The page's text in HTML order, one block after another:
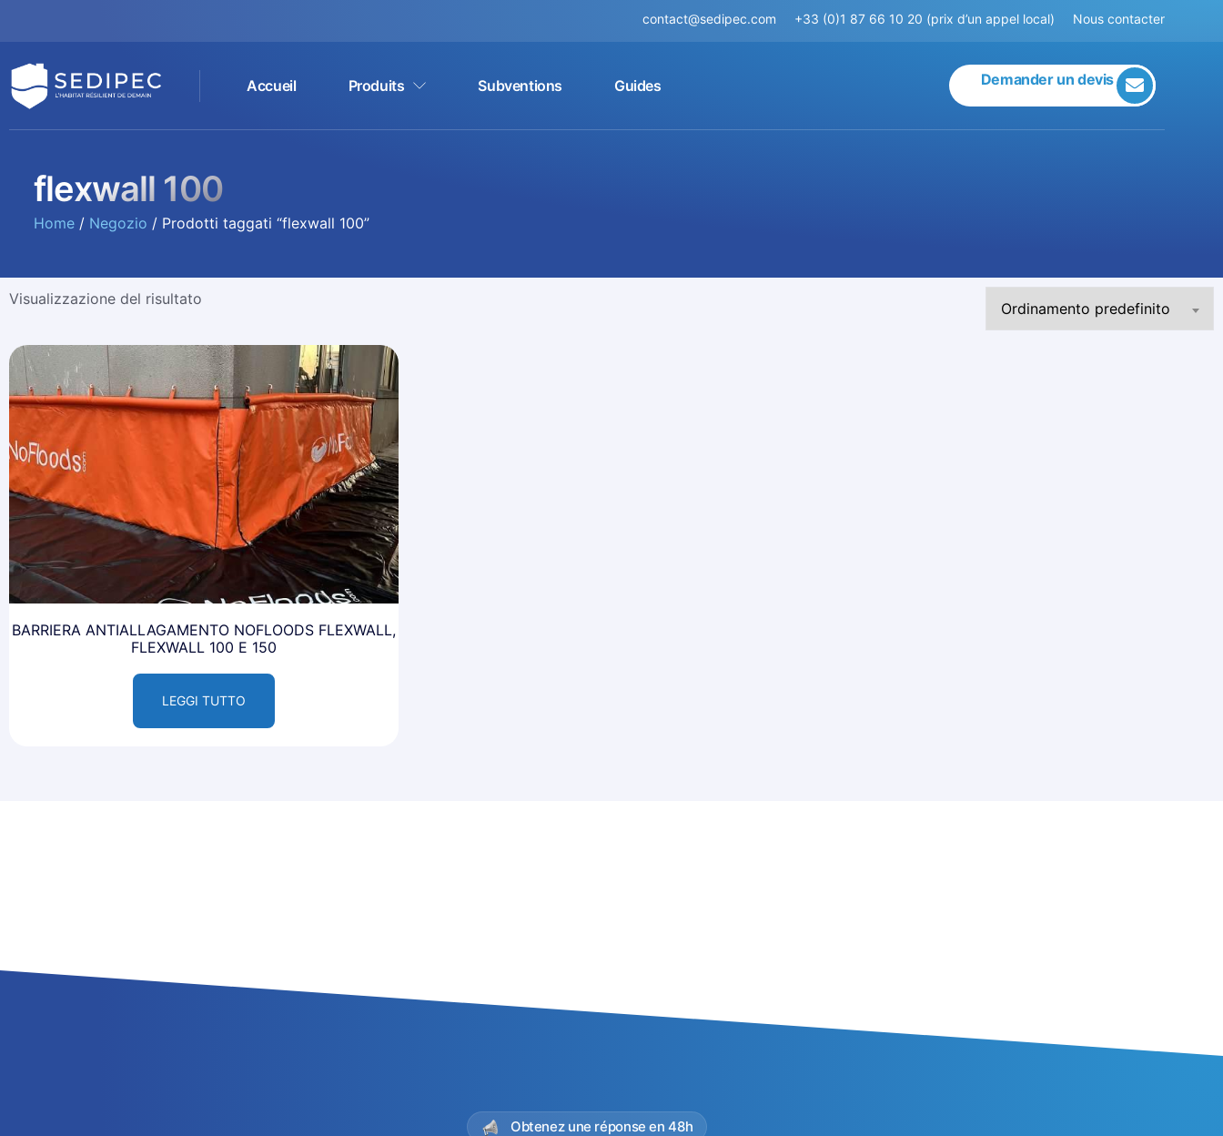
contact@sedipec.com +33 (0)1 87 66 10 20 (prix d’un appel local) Nous contacter
Accueil Produits Subventions Guides Demander un devis
flexwall 100
Home / Negozio / Prodotti taggati “flexwall 100”
Visualizzazione del risultato
BARRIERA ANTIALLAGAMENTO NOFLOODS FLEXWALL,
FLEXWALL 100 E 150
LEGGI TUTTO
Obtenez une réponse en 48h